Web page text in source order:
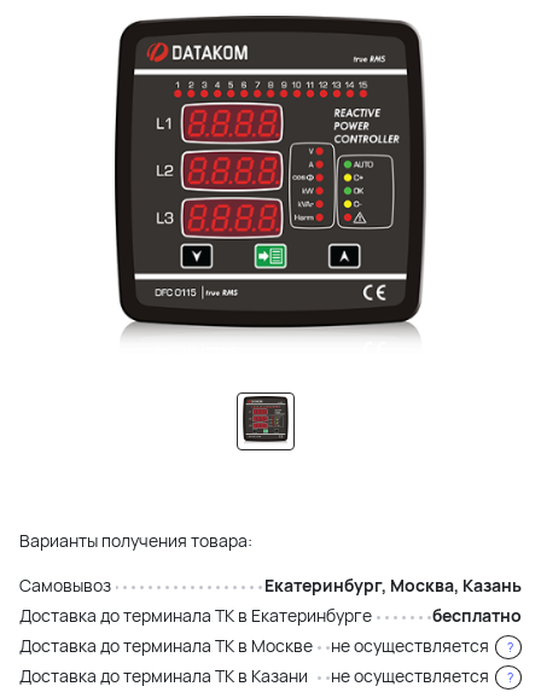
Варианты получения товара:
Самовывоз
Екатеринбург, Москва, Казань
Доставка до терминала ТК в Екатеринбурге
бесплатно
Доставка до терминала ТК в Москве
не осуществляется ?
Доставка до терминала ТК в Казани не осуществляется ?